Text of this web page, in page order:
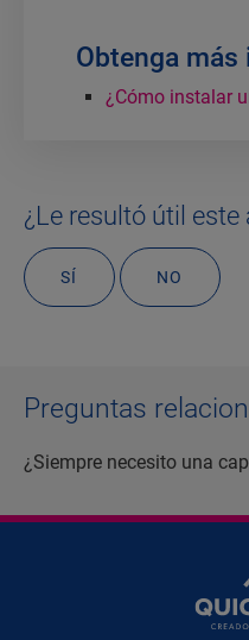
Obtenga
¿Cómo instalar
¿Le resultó útil este
SÍ NO
Preguntas
¿Siempre necesito una